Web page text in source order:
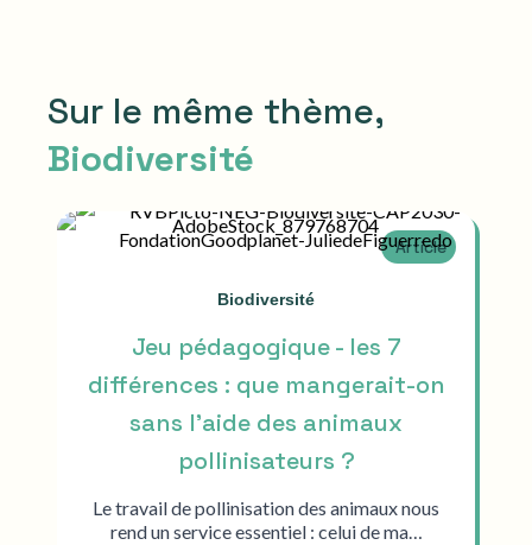
Sur le même thème,
Biodiversité
Article
Biodiversité
Jeu pédagogique - les 7
différences : que mangerait-on
sans l’aide des animaux
pollinisateurs ?
Le travail de pollinisation des animaux nous
rend un service essentiel : celui de ma…